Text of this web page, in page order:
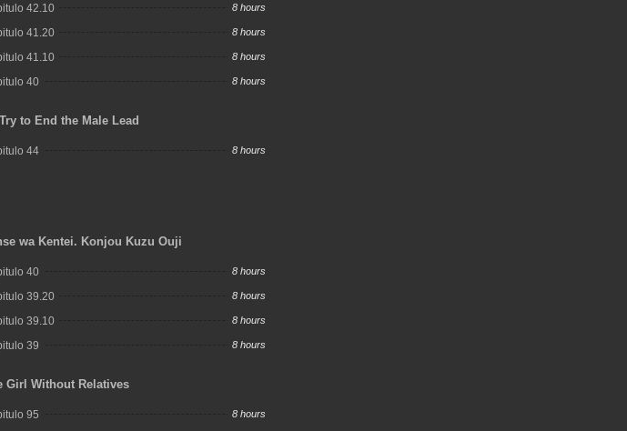
42.10 8 hours
41.20 8 hours
41.10 8 hours
40 8 hours
to End the Male Lead
44 8 hours
wa Kentei. Konjou Kuzu Ouji
40 8 hours
39.20 8 hours
39.10 8 hours
39 8 hours
Girl Without Relatives
95 8 hours